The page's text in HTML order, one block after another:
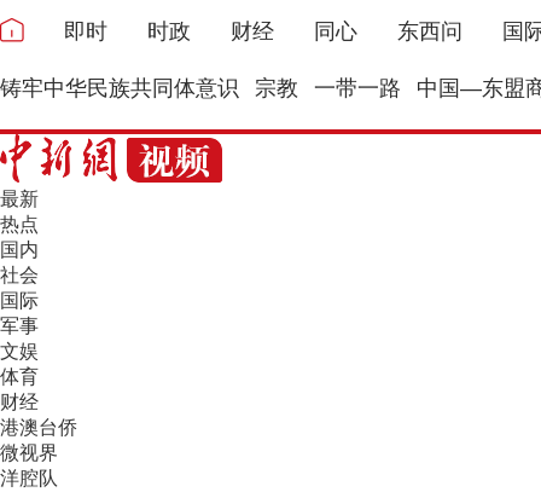
即时 时政 财经 同心 东西问 国
铸牢中华民族共同体意识 宗教 一带一路 中国—东盟
最新
热点
国内
社会
国际
军事
文娱
体育
财经
港澳台侨
微视界
洋腔队